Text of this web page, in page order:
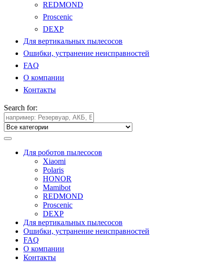
REDMOND
Proscenic
DEXP
Для вертикальных пылесосов
Ошибки, устранение неисправностей
FAQ
О компании
Контакты
Search for:
Для роботов пылесосов
Xiaomi
Polaris
HONOR
Mamibot
REDMOND
Proscenic
DEXP
Для вертикальных пылесосов
Ошибки, устранение неисправностей
FAQ
О компании
Контакты